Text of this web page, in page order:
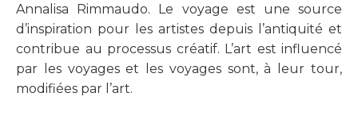
Annalisa Rimmaudo. Le voyage est une source
d’inspiration pour les artistes depuis l’antiquité et
contribue au processus créatif. L’art est influencé
par les voyages et les voyages sont, à leur tour,
modifiées par l’art.